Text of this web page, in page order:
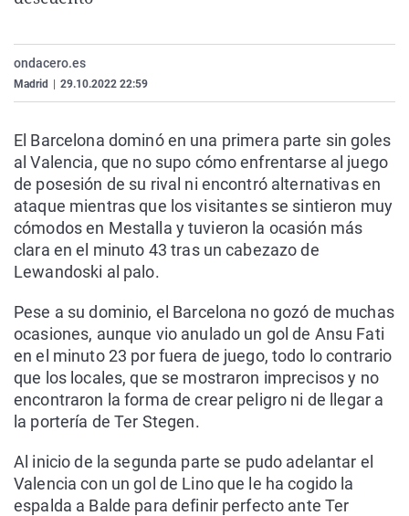
Gente viajera
Retornados
Galicia
País Vasco
Televisión
ondacero.es
Madrid 29.10.2022 22:59
El Barcelona dominó en una primera parte sin goles
al Valencia, que no supo cómo enfrentarse al juego
de posesión de su rival ni encontró alternativas en
ataque mientras que los visitantes se sintieron muy
cómodos en Mestalla y tuvieron la ocasión más
clara en el minuto 43 tras un cabezazo de
Lewandoski al palo.
Pese a su dominio, el Barcelona no gozó de muchas
ocasiones, aunque vio anulado un gol de Ansu Fati
en el minuto 23 por fuera de juego, todo lo contrario
que los locales, que se mostraron imprecisos y no
encontraron la forma de crear peligro ni de llegar a
la portería de Ter Stegen.
Al inicio de la segunda parte se pudo adelantar el
Valencia con un gol de Lino que le ha cogido la
espalda a Balde para definir perfecto ante Ter